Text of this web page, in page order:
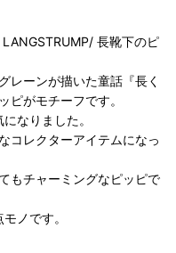
長靴下のピ
レーンが描いた童話『長く
ピがモチーフです。
なりました。
コレクターアイテムになっ
もチャーミングなピッピで
ノです。